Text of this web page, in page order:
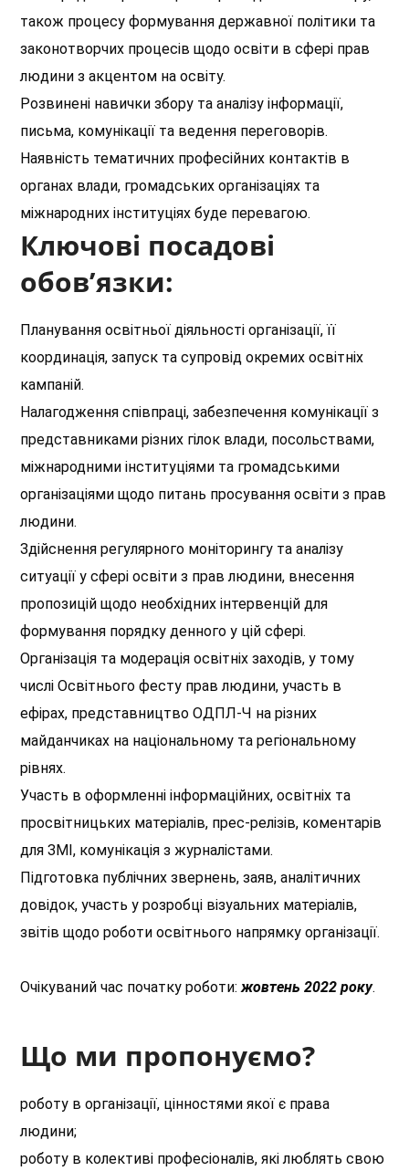
також процесу формування державної політики та
законотворчих процесів щодо освіти в сфері прав
людини з акцентом на освіту.
Розвинені навички збору та аналізу інформації,
письма, комунікації та ведення переговорів.
Наявність тематичних професійних контактів в
органах влади, громадських організаціях та
міжнародних інституціях буде перевагою.
Ключові посадові
обов’язки:
Планування освітньої діяльності організації, її
координація, запуск та супровід окремих освітніх
кампаній.
Налагодження співпраці, забезпечення комунікації з
представниками різних гілок влади, посольствами,
міжнародними інституціями та громадськими
організаціями щодо питань просування освіти з прав
людини.
Здійснення регулярного моніторингу та аналізу
ситуації у сфері освіти з прав людини, внесення
пропозицій щодо необхідних інтервенцій для
формування порядку денного у цій сфері.
Організація та модерація освітніх заходів, у тому
числі Освітнього фесту прав людини, участь в
ефірах, представництво ОДПЛ-Ч на різних
майданчиках на національному та регіональному
рівнях.
Участь в оформленні інформаційних, освітніх та
просвітницьких матеріалів, прес-релізів, коментарів
для ЗМІ, комунікація з журналістами.
Підготовка публічних звернень, заяв, аналітичних
довідок, участь у розробці візуальних матеріалів,
звітів щодо роботи освітнього напрямку організації.
Очікуваний час початку роботи:жовтень 2022 року.
Що ми пропонуємо?
роботу в організації, цінностями якої є права
людини;
роботу в колективі професіоналів, які люблять свою